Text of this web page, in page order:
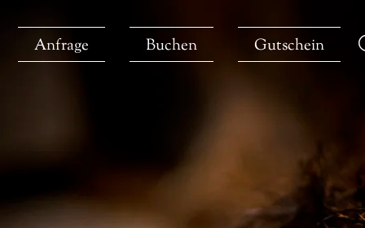
Anfrage Buchen Gutschein